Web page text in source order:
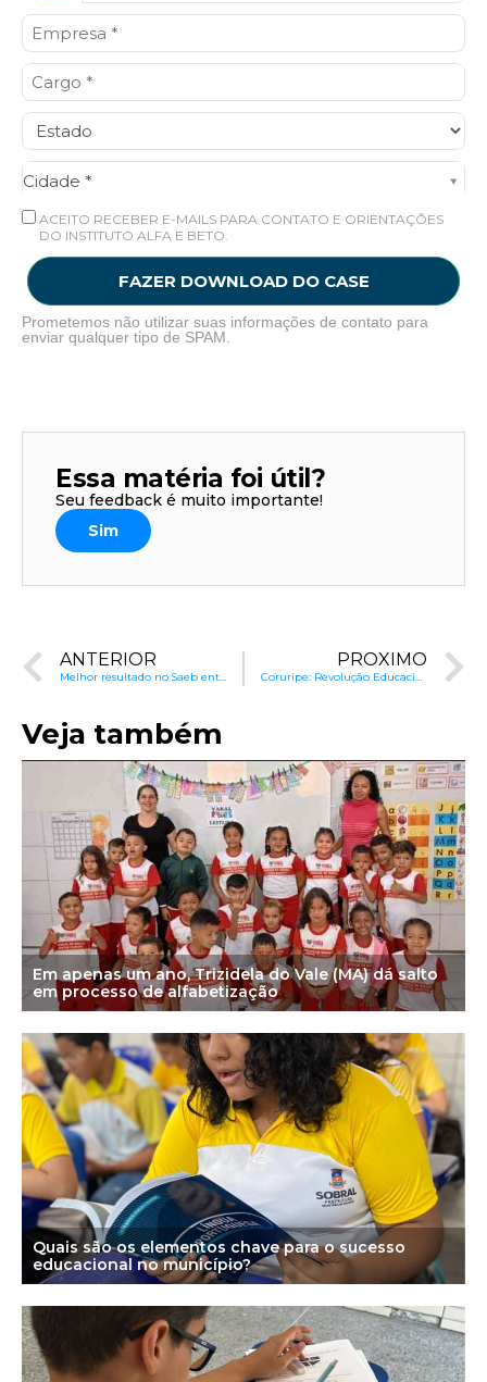
Cidade *
Cidade*
ACEITO RECEBER E-MAILS PARA CONTATO E ORIENTAÇÕES
DO INSTITUTO ALFA E BETO.
FAZER DOWNLOAD DO CASE
Prometemos não utilizar suas informações de contato para
enviar qualquer tipo de SPAM.
Essa matéria foi útil?
Seu feedback é muito importante!
Sim
ANTERIOR
Melhor resultado no Saeb entre municípios baianos com mais de 20 mil
PRÓXIMO
Coruripe: Revolução Educacional com o
Veja também
Em apenas um ano, Trizidela do Vale (MA) dá salto
em processo de alfabetização
Quais são os elementos chave para osucesso
educacional no município?